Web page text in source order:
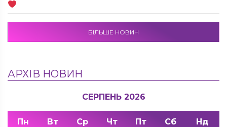
БІЛЬШЕ НОВИН
АРХІВ НОВИН
СЕРПЕНЬ 2026
Пн Вт Ср Чт Пт Сб Нд